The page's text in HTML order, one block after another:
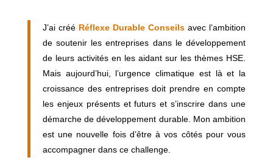
J’ai créé Réflexe Durable Conseils avec l’ambition
de soutenir les entreprises dans le développement
de leurs activités en les aidant sur les thèmes HSE.
Mais aujourd’hui, l’urgence climatique est là et la
croissance des entreprises doit prendre en compte
les enjeux présents et futurs et s’inscrire dans une
démarche de développement durable. Mon ambition
est une nouvelle fois d’être à vos côtés pour vous
accompagner dans ce challenge.